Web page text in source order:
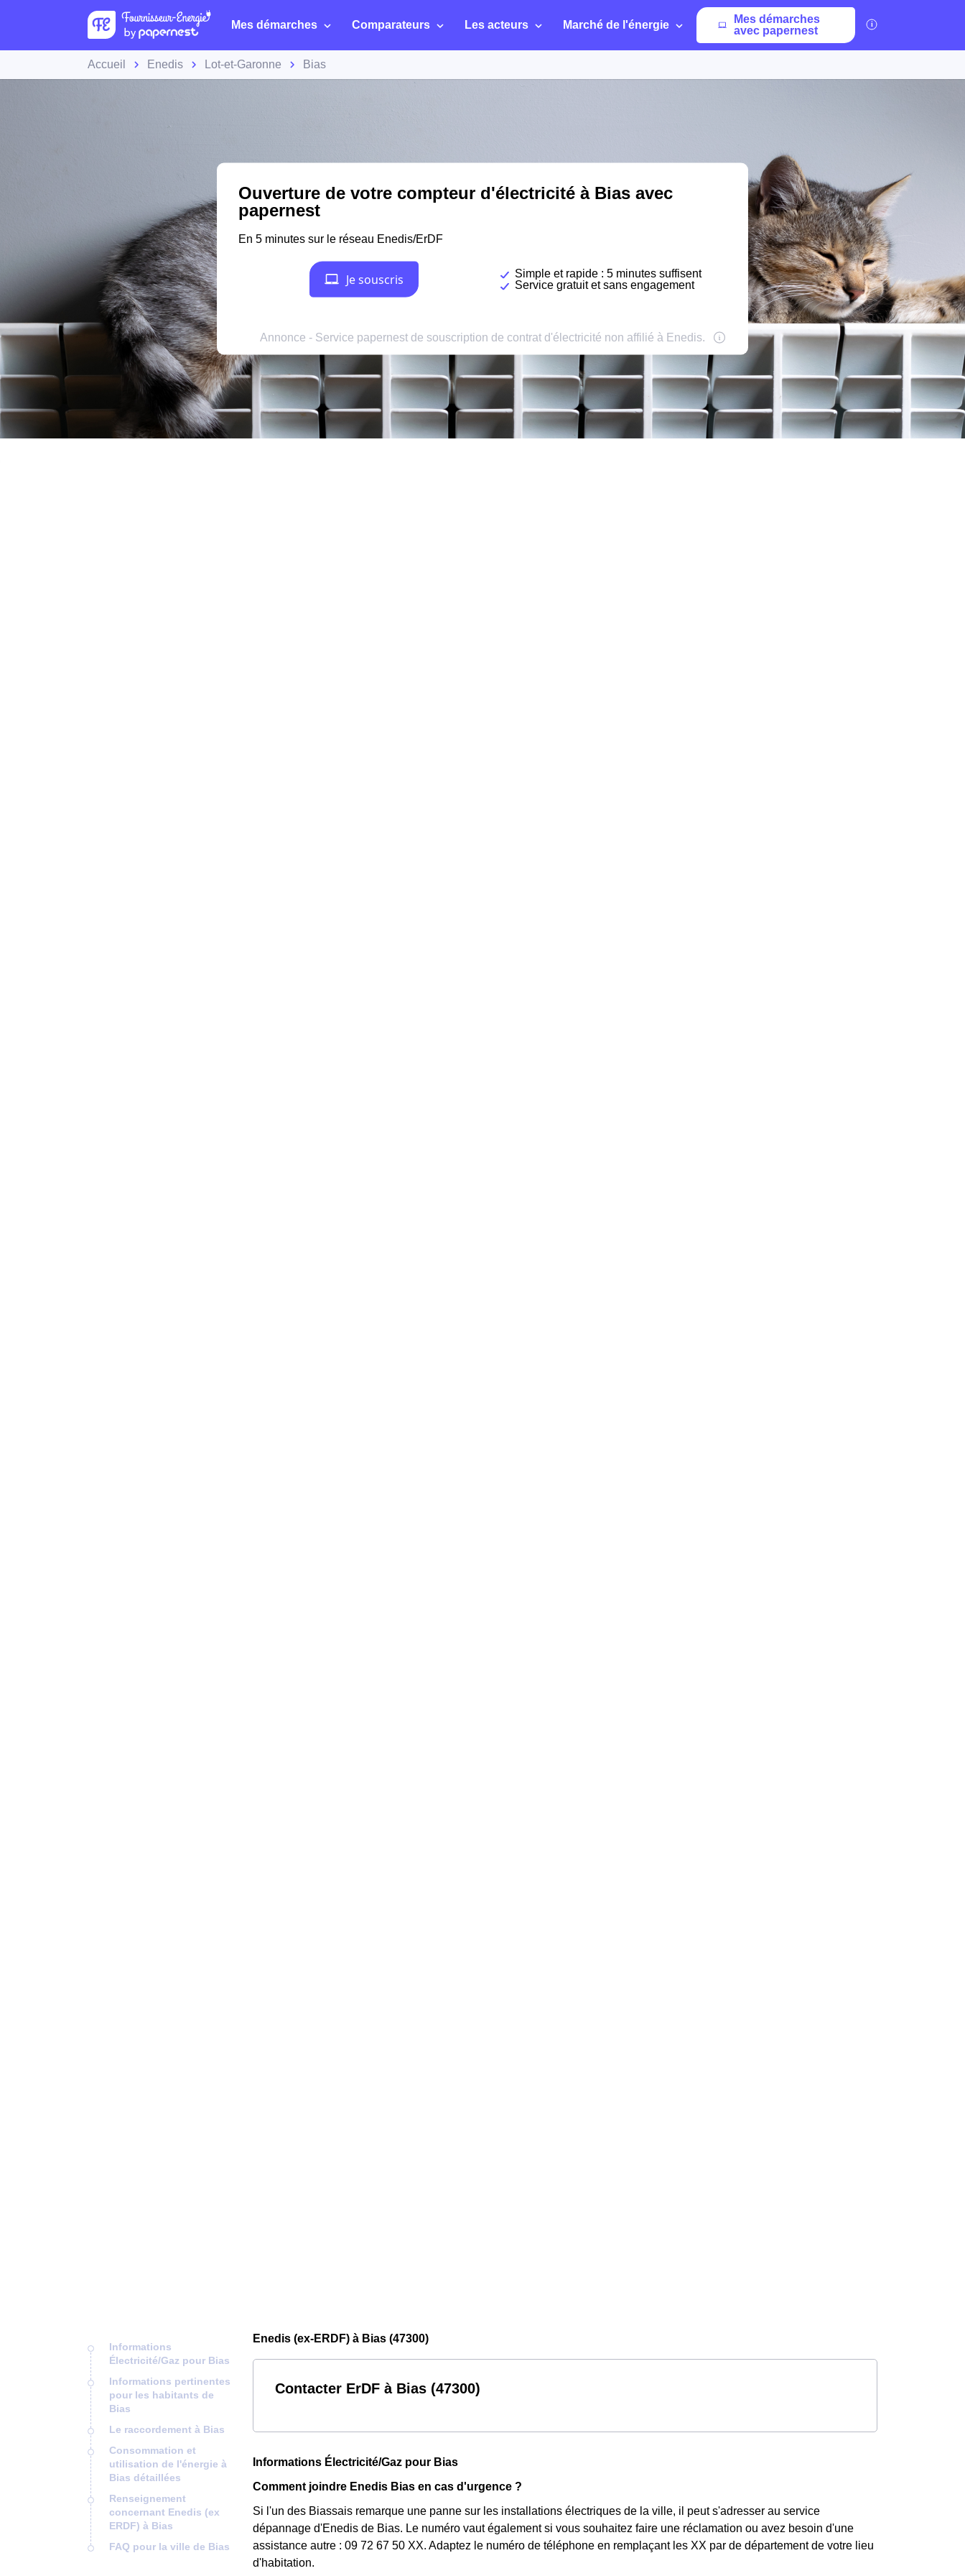
Mes démarches Comparateurs Les acteurs Marché de l'énergie
Mes démarches
avec papernest
Accueil Enedis Lot-et-Garonne Bias
Informations
Électricité/Gaz pour Bias
Informations pertinentes
pour les habitants de
Bias
Le raccordement à Bias
Consommation et
utilisation de l'énergie à
Bias détaillées
Renseignement
concernant Enedis (ex
ERDF) à Bias
FAQ pour la ville de Bias
Enedis (ex-ERDF) à Bias (47300)
Contacter ErDF à Bias (47300)
Informations Électricité/Gaz pour Bias
Comment joindre Enedis Bias en cas d'urgence ?
Si l'un des Biassais remarque une panne sur les installations électriques de la ville, il peut s'adresser au service
dépannage d'Enedis de Bias. Le numéro vaut également si vous souhaitez faire une réclamation ou avez besoin d'une
assistance autre : 09 72 67 50 XX. Adaptez le numéro de téléphone en remplaçant les XX par de département de votre lieu
d'habitation.